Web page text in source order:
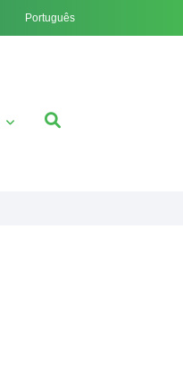
Português